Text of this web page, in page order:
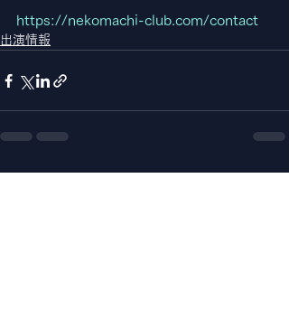
https://nekomachi-club.com/contact
出演情報